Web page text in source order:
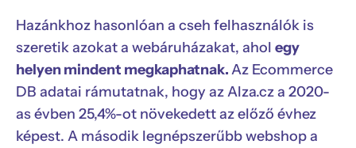
Hazánkhoz hasonlóan a cseh felhasználók is
szeretik azokat a webáruházakat, ahol egy
helyen mindent megkaphatnak.Az Ecommerce
DB adatai rámutatnak, hogy az Alza.cz a 2020-
as évben 25,4%-ot növekedett az előző évhez
képest. A második legnépszerűbb webshop a